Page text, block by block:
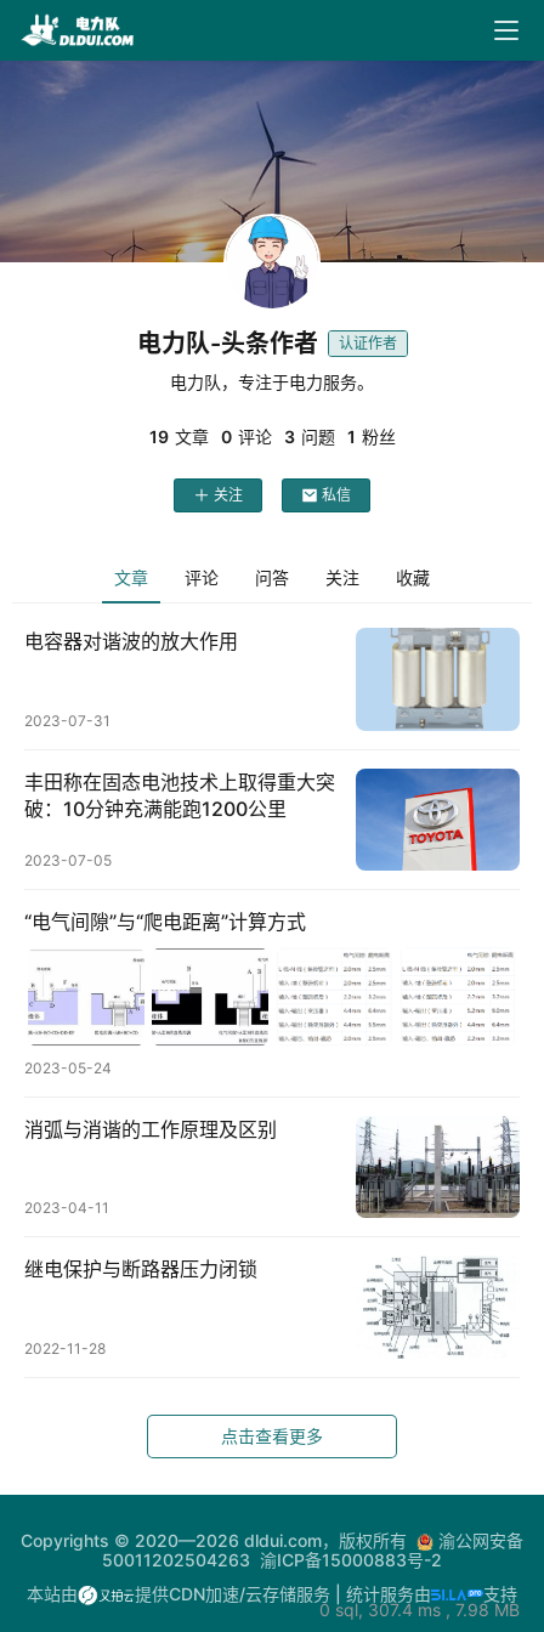
力
航
网
助
手
你
我
门
讯
电力队-头条作者 认证作者
电力队，专注于电力服务。
19 文章 0 评论 3 问题 1 粉丝
关注 私信
文章 评论 问答 关注 收藏
电容器对谐波的放大作用
2023-07-31
丰田称在固态电池技术上取得重大突
破：10分钟充满能跑1200公里
2023-07-05
“电气间隙”与“爬电距离”计算方式
2023-05-24
消弧与消谐的工作原理及区别
2023-04-11
继电保护与断路器压力闭锁
2022-11-28
点击查看更多
Copyrights © 2020—2026 dldui.com，版权所有
渝公网安备
50011202504263 渝ICP备15000883号-2
本站由
提供CDN加速/云存储服务 | 统计服务由 支持
0 sql, 307.4 ms , 7.98 MB